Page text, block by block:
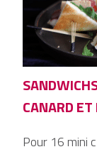
CANARD
Pour 16 mini